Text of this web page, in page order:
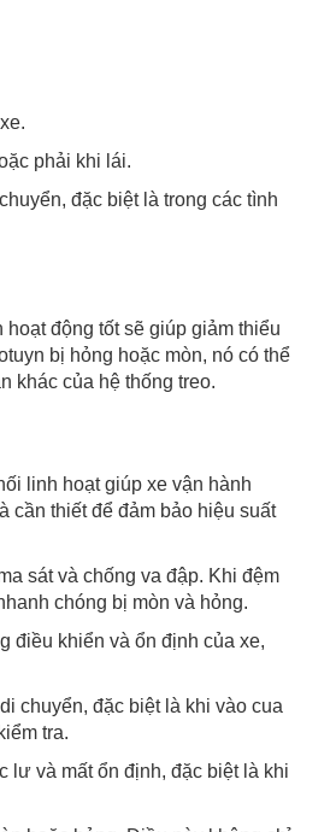
phải khi lái.
đặc biệt là trong các tình
động tốt sẽ giúp giảm thiểu
bị hỏng hoặc mòn, nó có thể
khác của hệ thống treo.
linh hoạt giúp xe vận hành
cần thiết để đảm bảo hiệu suất
sát và chống va đập. Khi đệm
chóng bị mòn và hỏng.
điều khiển và ổn định của xe,
chuyển, đặc biệt là khi vào cua
tra.
lư và mất ổn định, đặc biệt là khi